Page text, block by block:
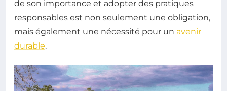
de son importance et adopter des pratiques
responsables est non seulement une obligation,
mais également une nécessité pour un avenir
durable.